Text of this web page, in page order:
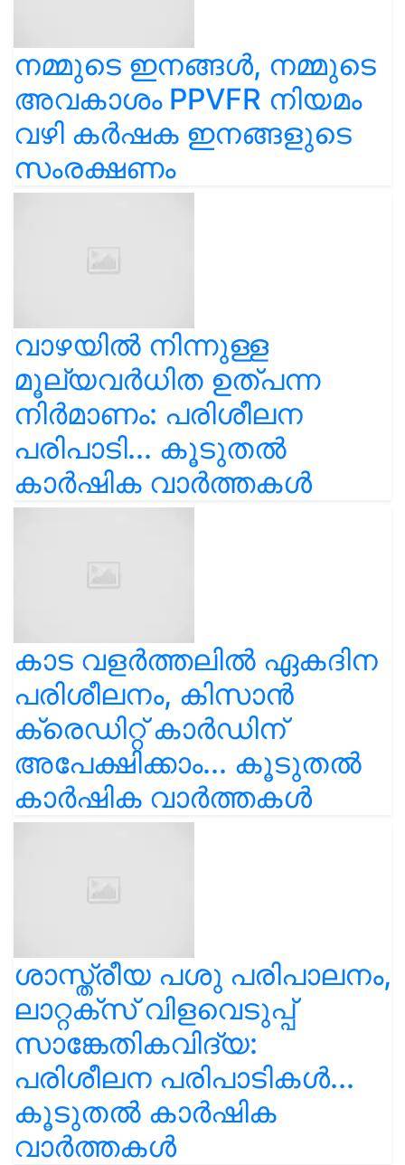
നമ്മുടെ ഇനങ്ങൾ, നമ്മുടെ
അവകാശം PPVFR നിയമം
വഴി കർഷക ഇനങ്ങളുടെ
സംരക്ഷണം
വാഴയിൽ നിന്നുള്ള
മൂല്യവർധിത ഉത്പന്ന
നിർമാണം: പരിശീലന
പരിപാടി... കൂടുതൽ
കാർഷിക വാർത്തകൾ
കാട വളര്‍ത്തലിൽ ഏകദിന
പരിശീലനം, കിസാൻ
ക്രെഡിറ്റ് കാർഡിന്
അപേക്ഷിക്കാം... കൂടുതൽ
കാർഷിക വാർത്തകൾ
ശാസ്ത്രീയ പശു പരിപാലനം,
ലാറ്റക്സ് വിളവെടുപ്പ്
സാങ്കേതികവിദ്യ:
പരിശീലന പരിപാടികൾ...
കൂടുതൽ കാർഷിക
വാർത്തകൾ